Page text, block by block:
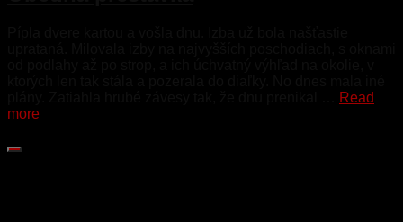
Read
more